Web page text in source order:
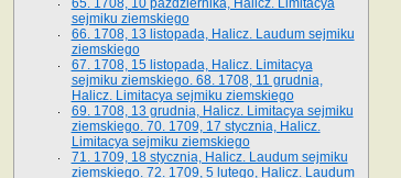
65­. 1708, 10 października, Halicz. Limitacya
sejmiku ziemskiego
66. 1708, 13 listopada, Halicz. Laudum sejmiku
ziemskiego
67. 1708, 15 listopada, Halicz. Limitacya
sejmiku ziemskiego. 68. 1708, 11 grudnia,
Halicz. Limitacya sejmiku ziemskiego
69. 1708, 13 grudnia, Halicz. Limitacya sejmiku
ziemskiego. 70. 1709, 17 stycznia, Halicz.
Limitacya sejmiku ziemskiego
71. 1709, 18 stycznia, Halicz. Laudum sejmiku
ziemskiego. 72. 1709, 5 lutego, Halicz. Laudum